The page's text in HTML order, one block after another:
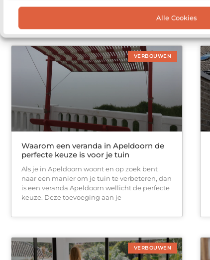
Alle Cookies
van
VERBOUWEN
Waarom een veranda in Apeldoorn de
perfecte keuze is voor je tuin
Als je in Apeldoorn woont en op zoek bent
naar een manier om je tuin te verbeteren, dan
is een veranda Apeldoorn wellicht de perfecte
keuze. Deze toevoeging aan je
VERBOUWEN